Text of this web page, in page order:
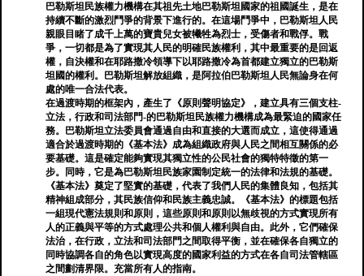
巴勒斯坦民族權力機構在其祖先土地巴勒斯坦國家的祖國誕生，是在
持續不斷的激烈鬥爭的背景下進行的。在這場鬥爭中，巴勒斯坦人民
親眼目睹了成千上萬的寶貴兒女被犧牲為烈士，受傷者和戰俘。戰
爭，一切都是為了實現其人民的明確民族權利，其中最重要的是回返
權，自決權和在耶路撒冷領導下以耶路撒冷為首都建立獨立的巴勒斯
坦國的權利。巴勒斯坦解放組織，是阿拉伯巴勒斯坦人民無論身在何
處的唯一合法代表。
在過渡時期的框架內，產生了《原則聲明協定》，建立具有三個支柱-
立法，行政和司法部門-的巴勒斯坦民族權力機構成為最緊迫的國家任
務。巴勒斯坦立法委員會通過自由和直接的大選而成立，這使得通過
適合於過渡時期的《基本法》成為組織政府與人民之間相互關係的必
要基礎。這是確定能夠實現其獨立性的公民社會的獨特特徵的第一
步。同時，它是為巴勒斯坦民族家園制定統一的法律和法規的基礎。
《基本法》奠定了堅實的基礎，代表了我們人民的集體良知，包括其
精神組成部分，其民族信仰和民族主義忠誠。《基本法》的標題包括
一組現代憲法規則和原則，這些原則和原則以無歧視的方式實現所有
人的正義與平等的方式處理公共和個人權利與自由。此外，它們確保
法治，在行政，立法和司法部門之間取得平衡，並在確保各自獨立的
同時協調各自的角色以實現高度的國家利益的方式在各自司法管轄區
之間劃清界限。充當所有人的指南。